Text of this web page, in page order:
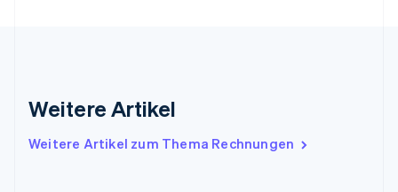
Weitere Artikel
Weitere Artikel zum Thema Rechnungen
Italien
Japan